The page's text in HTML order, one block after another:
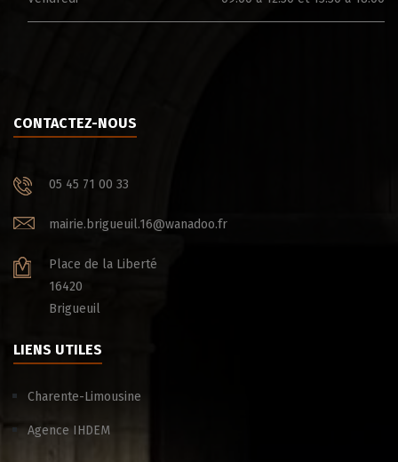
CONTACTEZ-NOUS
05 45 71 00 33
mairie.brigueuil.16@wanadoo.fr
Place de la Liberté
16420
Brigueuil
LIENS UTILES
Charente-Limousine
Agence IHDEM